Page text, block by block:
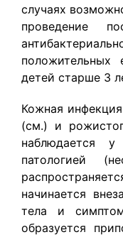
случаях
проведение
положительных
детей старше 3
Кожная
(см.) и
наблюдается
патологией
начинается
тела и
образуется